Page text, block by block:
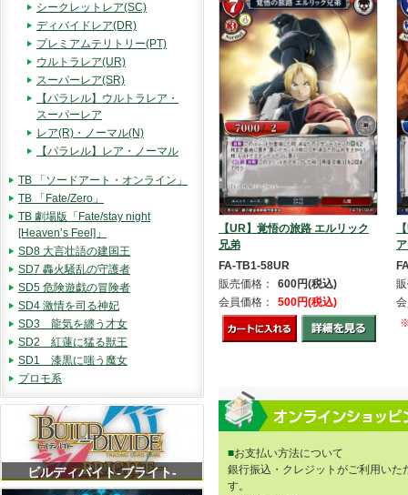
【UR】覚悟の旅路 エルリック
兄弟
FA-TB1-58UR
販売価格：
600円(税込)
会員価格：
500円(税込)
■お支払い方法について
銀行振込・クレジットがご利用いた
す。
シークレットレア(SC)
ディバイドレア(DR)
プレミアムテリトリー(PT)
ウルトラレア(UR)
スーパーレア(SR)
【パラレル】ウルトラレア・
スーパーレア
レア(R)・ノーマル(N)
【パラレル】レア・ノーマル
TB 「ソードアート・オンライン」
TB 「Fate/Zero」
TB 劇場版「Fate/stay night
[Heaven’s Feel]」
SD8 大言壮語の建国王
SD7 轟火騒乱の守護者
SD5 危険遊戯の冒険者
SD4 激情を司る神妃
SD3 龍気を纏う才女
SD2 紅蓮に猛る獣王
SD1 漆黒に嗤う魔女
プロモ系
ビルディバイト-ブライト-